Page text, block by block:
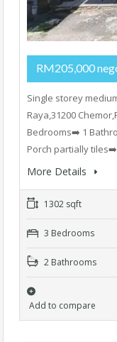
RM205,000
Single storey
Raya,31200
Bedrooms➡️ 1
Porch partially
More Details
1302 sqft
3 Bedrooms
2 Bathrooms
Add to compare